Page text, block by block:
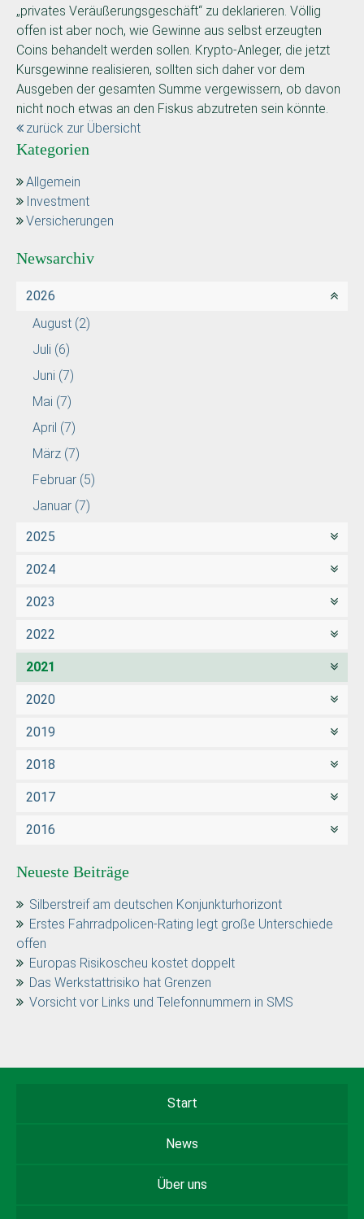
„privates Veräußerungsgeschäft“ zu deklarieren. Völlig
offen ist aber noch, wie Gewinne aus selbst erzeugten
Coins behandelt werden sollen. Krypto-Anleger, die jetzt
Kursgewinne realisieren, sollten sich daher vor dem
Ausgeben der gesamten Summe vergewissern, ob davon
nicht noch etwas an den Fiskus abzutreten sein könnte.
zurück zur Übersicht
Kategorien
Allgemein
Investment
Versicherungen
Newsarchiv
2026
August (2)
Juli (6)
Juni (7)
Mai (7)
April (7)
März (7)
Februar (5)
Januar (7)
2025
2024
2023
2022
2021
2020
2019
2018
2017
2016
Neueste Beiträge
Silberstreif am deutschen Konjunkturhorizont
Erstes Fahrradpolicen-Rating legt große Unterschiede
offen
Europas Risikoscheu kostet doppelt
Das Werkstattrisiko hat Grenzen
Vorsicht vor Links und Telefonnummern in SMS
Start
News
Über uns